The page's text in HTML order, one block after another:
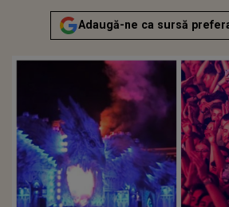
Adaugă-ne ca sursă